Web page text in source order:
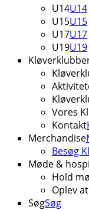
U14U14
U15U15
U17U17
U19U19
Vores
Kontakt
Merchandise
Besøg
Møde &
Hold
Oplev
SøgSøg